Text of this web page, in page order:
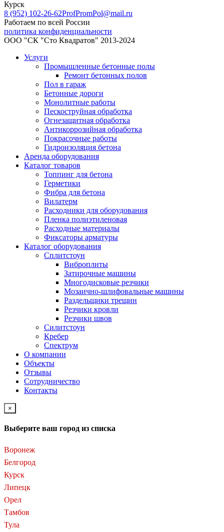
Курск
8 (952) 102-26-62ProfPromPol@mail.ru
Работаем по всей России
политика конфиденциальности
ООО "СК "Сто Квадратов" 2013-2024
Услуги
Промышленные бетонные полы
Ремонт бетонных полов
Пол в гараж
Бетонные дороги
Монолитные работы
Пескоструйная обработка
Огнезащитная обработка
Антикоррозийная обработка
Покрасочные работы
Гидроизоляция бетона
Аренда оборудования
Каталог товаров
Топпинг для бетона
Герметики
Фибра для бетона
Вилатерм
Расходники для оборудования
Пленка полиэтиленовая
Расходные материалы
Фиксаторы арматуры
Каталог оборудования
Сплитстоун
Виброплиты
Затирочные машины
Многодисковые резчики
Мозаично-шлифовальные машины
Раздельщики трещин
Резчики кровли
Резчики швов
Силитстоун
Кребер
Спектрум
О компании
Объекты
Отзывы
Сотрудничество
Контакты
×
Выберите ваш город из списка
Воронеж
Белгород
Курск
Липецк
Орел
Тамбов
Тула